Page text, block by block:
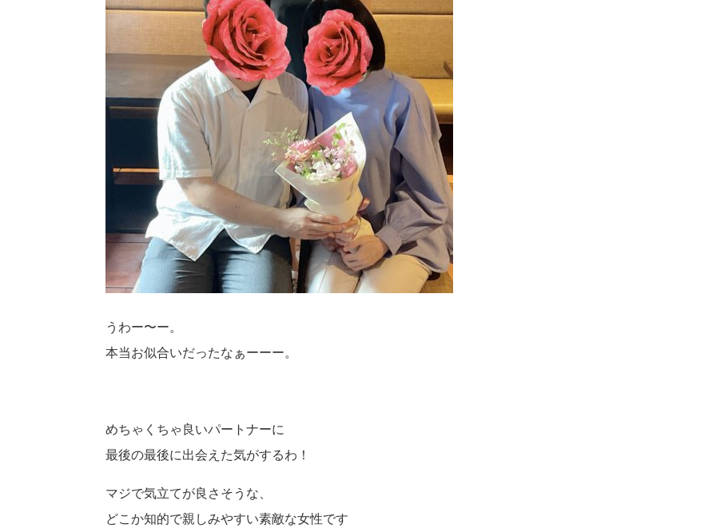
うわー〜ー。
本当お似合いだったなぁーーー。
めちゃくちゃ良いパートナーに
最後の最後に出会えた気がするわ！
マジで気立てが良さそうな、
どこか知的で親しみやすい素敵な女性です